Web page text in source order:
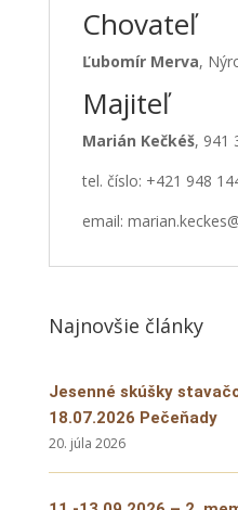
Chovateľ
Ľubomír Merva,
Majiteľ
Marián Kečkéš, 941
tel. číslo: +421 948
email:
Najnovšie články
Jesenné skúšky
18.07.2026 Pečeňady
20. júla 2026